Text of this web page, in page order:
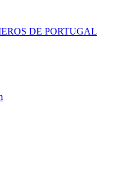
DE PORTUGAL